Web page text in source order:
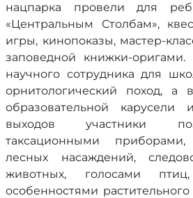
нацпарка провели для
«Центральным Столбам»,
игры, кинопоказы, мастер-
заповедной книжки-оригами.
научного сотрудника для
орнитологический поход, а
образовательной карусели
выходов участники
таксационными
лесных насаждений,
животных, голосами
особенностями